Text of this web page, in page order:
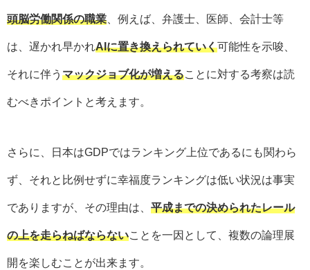
頭脳労働関係の職業 、例えば、弁護士、医師、会計士等
は、遅かれ早かれAIに置き換えられていく可能性を示唆、
それに伴う マックジョブ化が増えることに対する考察は読
むべきポイントと考えます。
さらに、日本はGDPではランキング上位であるにも関わら
ず、それと比例せずに幸福度ランキングは低い状況は事実
でありますが、その理由は、 平成までの決められたレール
の上を走らねばならないことを一因として、複数の論理展
開を楽しむことが出来ます。